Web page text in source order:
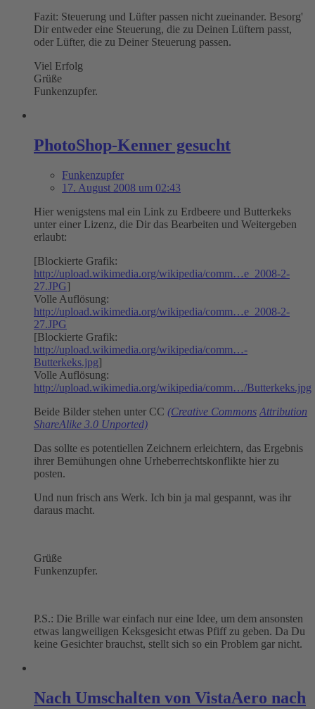
Fazit: Steuerung und Lüfter passen nicht zueinander. Besorg'
Dir entweder eine Steuerung, die zu Deinen Lüftern passt,
oder Lüfter, die zu Deiner Steuerung passen.
Viel Erfolg
Grüße
Funkenzupfer.
PhotoShop-Kenner gesucht
Funkenzupfer
17. August 2008 um 02:43
Hier wenigstens mal ein Link zu Erdbeere und Butterkeks
unter einer Lizenz, die Dir das Bearbeiten und Weitergeben
erlaubt:
[Blockierte Grafik:
http://upload.wikimedia.org/wikipedia/comm…e_2008-2-
27.JPG]
Volle Auflösung:
http://upload.wikimedia.org/wikipedia/comm…e_2008-2-
27.JPG
[Blockierte Grafik:
http://upload.wikimedia.org/wikipedia/comm…-
Butterkeks.jpg]
Volle Auflösung:
http://upload.wikimedia.org/wikipedia/comm…/Butterkeks.jpg
Beide Bilder stehen unter CC (Creative Commons Attribution
ShareAlike 3.0 Unported)
Das sollte es potentiellen Zeichnern erleichtern, das Ergebnis
ihrer Bemühungen ohne Urheberrechtskonflikte hier zu
posten.
Und nun frisch ans Werk. Ich bin ja mal gespannt, was ihr
daraus macht.
Grüße
Funkenzupfer.
P.S.: Die Brille war einfach nur eine Idee, um dem ansonsten
etwas langweiligen Keksgesicht etwas Pfiff zu geben. Da Du
keine Gesichter brauchst, stellt sich so ein Problem gar nicht.
Nach Umschalten von VistaAero nach